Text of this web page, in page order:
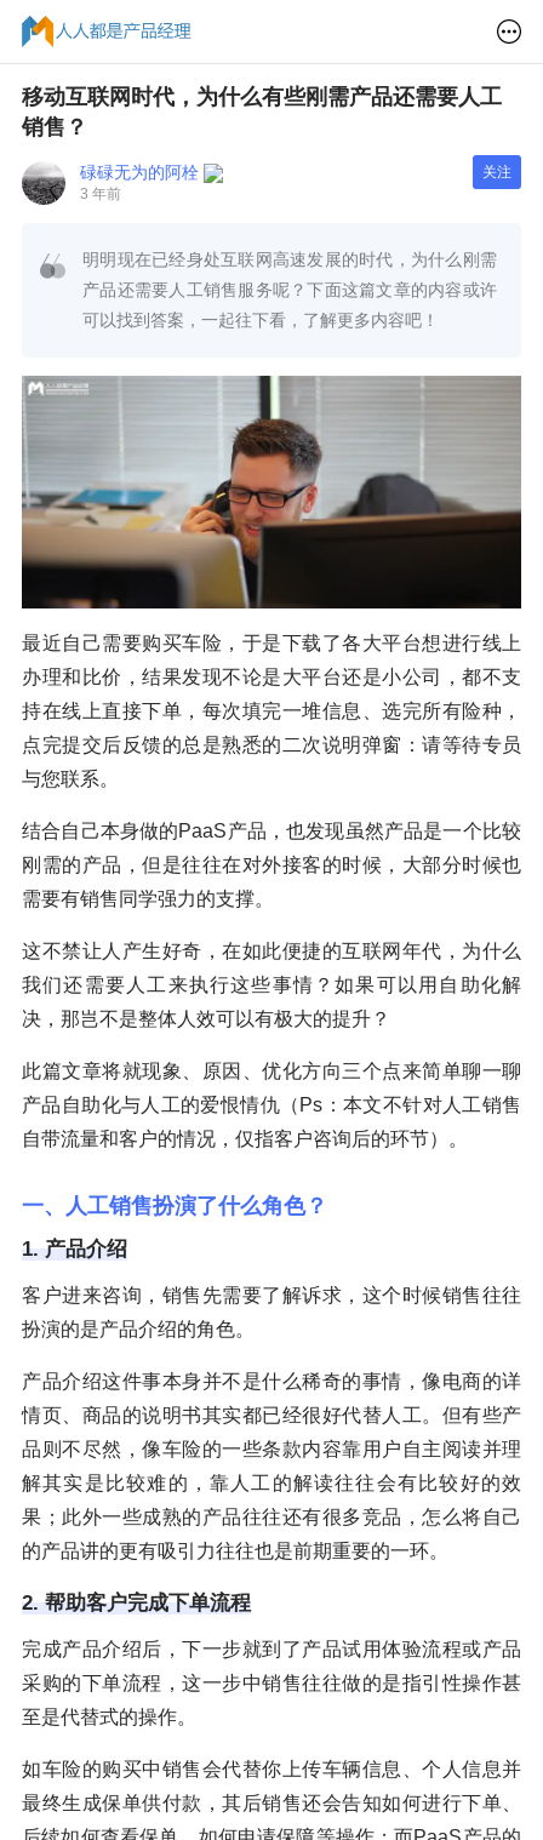
移动互联网时代，为什么有些刚需产品还需要人工
销售？
碌碌无为的阿栓
3 年前
关注
明明现在已经身处互联网高速发展的时代，为什么刚需
产品还需要人工销售服务呢？下面这篇文章的内容或许
可以找到答案，一起往下看，了解更多内容吧！
最近自己需要购买车险，于是下载了各大平台想进行线上
办理和比价，结果发现不论是大平台还是小公司，都不支
持在线上直接下单，每次填完一堆信息、选完所有险种，
点完提交后反馈的总是熟悉的二次说明弹窗：请等待专员
与您联系。
结合自己本身做的PaaS产品，也发现虽然产品是一个比较
刚需的产品，但是往往在对外接客的时候，大部分时候也
需要有销售同学强力的支撑。
这不禁让人产生好奇，在如此便捷的互联网年代，为什么
我们还需要人工来执行这些事情？如果可以用自助化解
决，那岂不是整体人效可以有极大的提升？
此篇文章将就现象、原因、优化方向三个点来简单聊一聊
产品自助化与人工的爱恨情仇（Ps：本文不针对人工销售
自带流量和客户的情况，仅指客户咨询后的环节）。
一、人工销售扮演了什么角色？
1. 产品介绍
客户进来咨询，销售先需要了解诉求，这个时候销售往往
扮演的是产品介绍的角色。
产品介绍这件事本身并不是什么稀奇的事情，像电商的详
情页、商品的说明书其实都已经很好代替人工。但有些产
品则不尽然，像车险的一些条款内容靠用户自主阅读并理
解其实是比较难的，靠人工的解读往往会有比较好的效
果；此外一些成熟的产品往往还有很多竞品，怎么将自己
的产品讲的更有吸引力往往也是前期重要的一环。
2. 帮助客户完成下单流程
完成产品介绍后，下一步就到了产品试用体验流程或产品
采购的下单流程，这一步中销售往往做的是指引性操作甚
至是代替式的操作。
如车险的购买中销售会代替你上传车辆信息、个人信息并
最终生成保单供付款，其后销售还会告知如何进行下单、